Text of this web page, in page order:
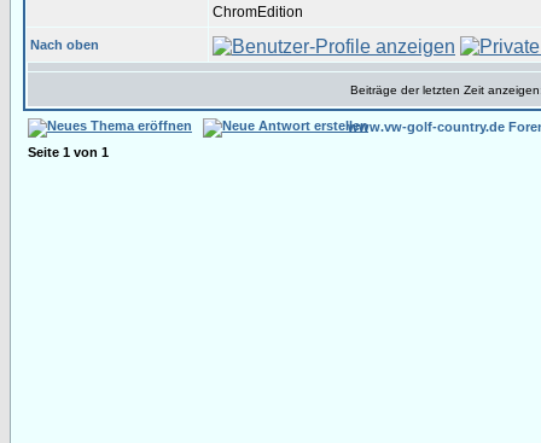
ChromEdition
Nach oben
Beiträge der letzten Zeit
www.vw-golf-country.de
Seite 1 von 1